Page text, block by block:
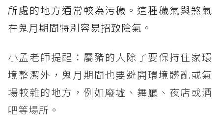
所處的地方通常較為污穢。這種穢氣與煞氣
在鬼月期間特別容易招致陰氣。
小孟老師提醒：屬豬的人除了要保持住家環
境整潔外，鬼月期間也要避開環境髒亂或氣
場較雜的地方，例如廢墟、舞廳、夜店或酒
吧等場所。